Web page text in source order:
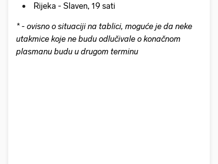
Rijeka - Slaven, 19 sati
* - ovisno o situaciji na tablici, moguće je da neke
utakmice koje ne budu odlučivale o konačnom
plasmanu budu u drugom terminu